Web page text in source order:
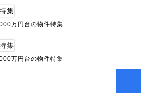
万円台の物件特集
万円台の物件特集